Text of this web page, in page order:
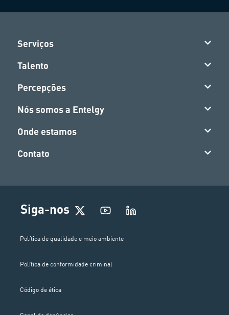
Serviços
Talento
Percepções
Nós somos a Entelgy
Onde estamos
Contato
Siga-nos
Política de qualidade e meio ambiente
Política de conformidade criminal
Código de ética